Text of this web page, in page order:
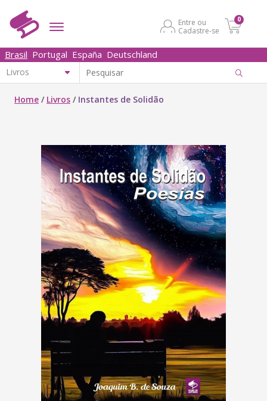
Entre ou
Cadastre-se
0
Brasil Portugal España Deutschland
Home / Livros / Instantes de Solidão